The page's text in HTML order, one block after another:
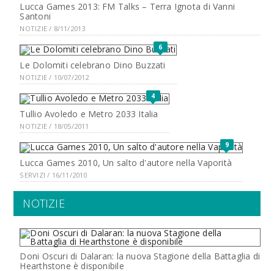
Lucca Games 2013: FM Talks – Terra Ignota di Vanni
Santoni
NOTIZIE / 8/11/2013
6
Le Dolomiti celebrano Dino Buzzati
NOTIZIE / 10/07/2012
4
Tullio Avoledo e Metro 2033 Italia
NOTIZIE / 18/05/2011
9
Lucca Games 2010, Un salto d'autore nella Vaporità
SERVIZI / 16/11/2010
NOTIZIE
Doni Oscuri di Dalaran: la nuova Stagione della Battaglia di
Hearthstone è disponibile